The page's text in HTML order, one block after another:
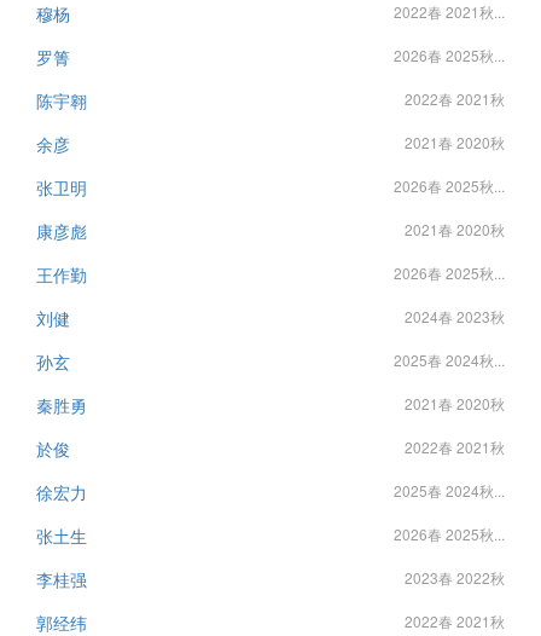
穆杨 2022春 2021秋...
罗箐 2026春 2025秋...
陈宇翱 2022春 2021秋
余彦 2021春 2020秋
张卫明 2026春 2025秋...
康彦彪 2021春 2020秋
王作勤 2026春 2025秋...
刘健 2024春 2023秋
孙玄 2025春 2024秋...
秦胜勇 2021春 2020秋
於俊 2022春 2021秋
徐宏力 2025春 2024秋...
张土生 2026春 2025秋...
李桂强 2023春 2022秋
郭经纬 2022春 2021秋